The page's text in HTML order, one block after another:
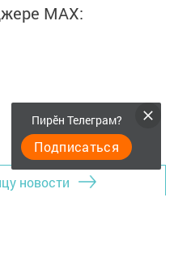
MАХ:
новости
Пирӗн Телеграм?
Подписаться